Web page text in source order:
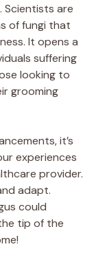
Scientists are
of fungi that
It opens a
suffering
looking to
grooming
it’s
experiences
provider.
adapt.
could
tip of the